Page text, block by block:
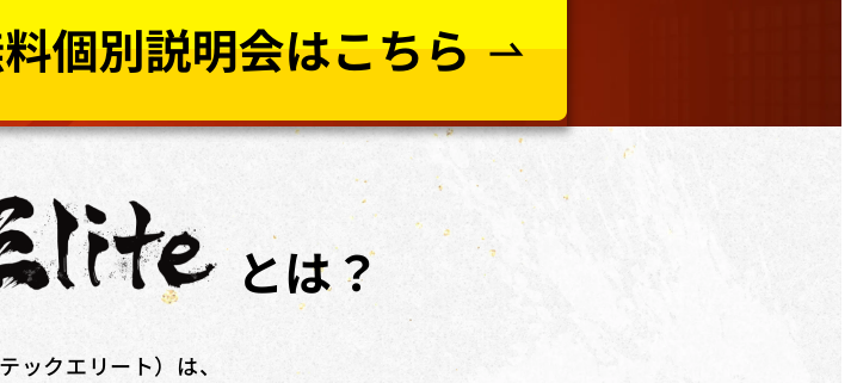
社員、​パートや​アルバイトの​方など、​幅広く​ご利用いただけます。詳しくは無料個別相談にてご相談
」​「LINE道場」「動画デザイン道場」「YouTubeディレクター道場」「LPO道場」「SNSデザイン
弊社紹介経由の転職後、1年間継続就業で追加の受講料(税抜)20%相当額を給付
とは？
ックエリート）は、